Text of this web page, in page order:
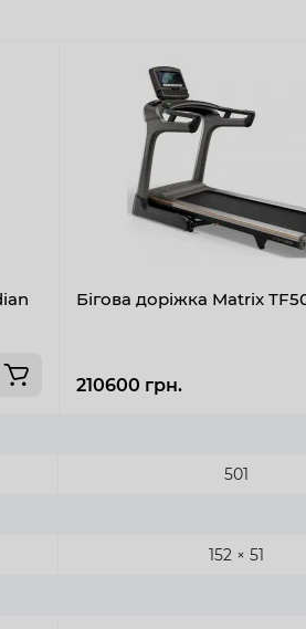
Бігова доріжка Matrix
210600 грн.
501
152 × 51